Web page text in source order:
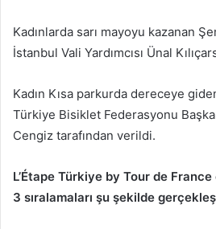
Kadınlarda sarı mayoyu kazanan
İstanbul Vali Yardımcısı Ünal
Kadın Kısa parkurda dereceye
Türkiye Bisiklet Federasyonu
Cengiz tarafından verildi.
L’Étape Türkiye by Tour de
3 sıralamaları şu şekilde